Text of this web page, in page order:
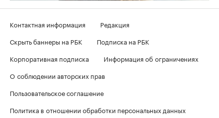
Контактная информация
Редакция
Скрыть баннеры на РБК
Подписка на РБК
Корпоративная подписка
Информация об ограничениях
О соблюдении авторских прав
Пользовательское соглашение
Политика в отношении обработки персональных данных